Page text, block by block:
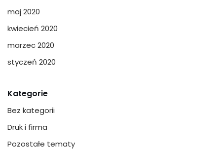
maj 2020
kwiecień 2020
marzec 2020
styczeń 2020
Kategorie
Bez kategorii
Druk i firma
Pozostałe tematy